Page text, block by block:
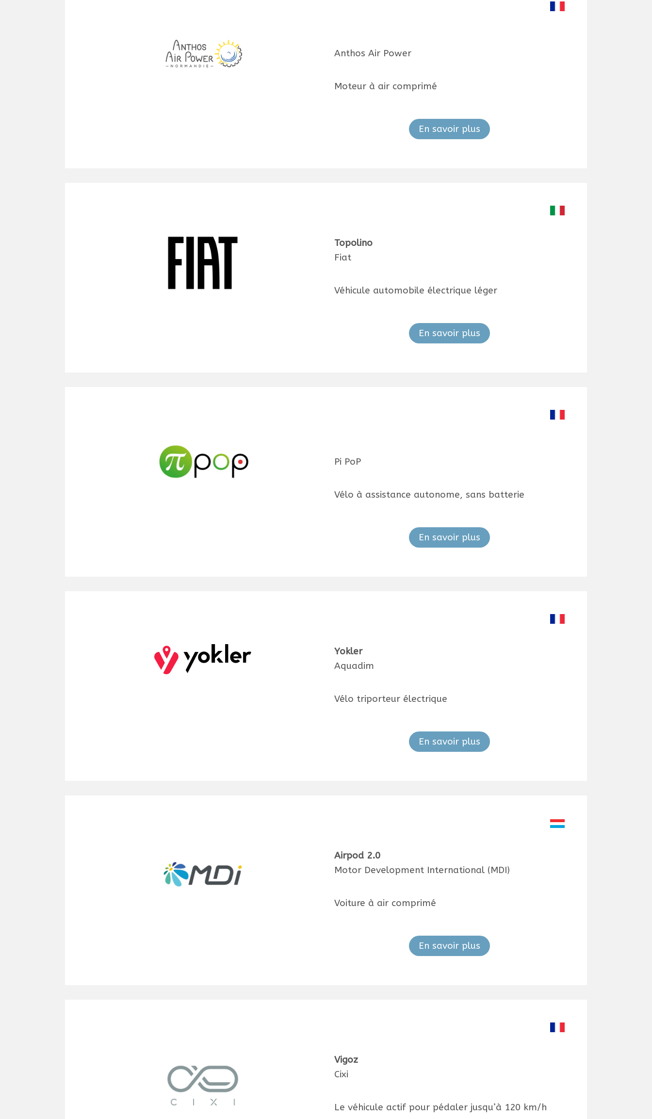
Anthos Air Power
Moteur à air comprimé
En savoir plus
Topolino
Fiat
Véhicule automobile électrique léger
En savoir plus
Pi PoP
Vélo à assistance autonome, sans batterie
En savoir plus
Yokler
Aquadim
Vélo triporteur électrique
En savoir plus
Airpod 2.0
Motor Development International (MDI)
Voiture à air comprimé
En savoir plus
Vigoz
Cixi
Le véhicule actif pour pédaler jusqu’à 120 km/h